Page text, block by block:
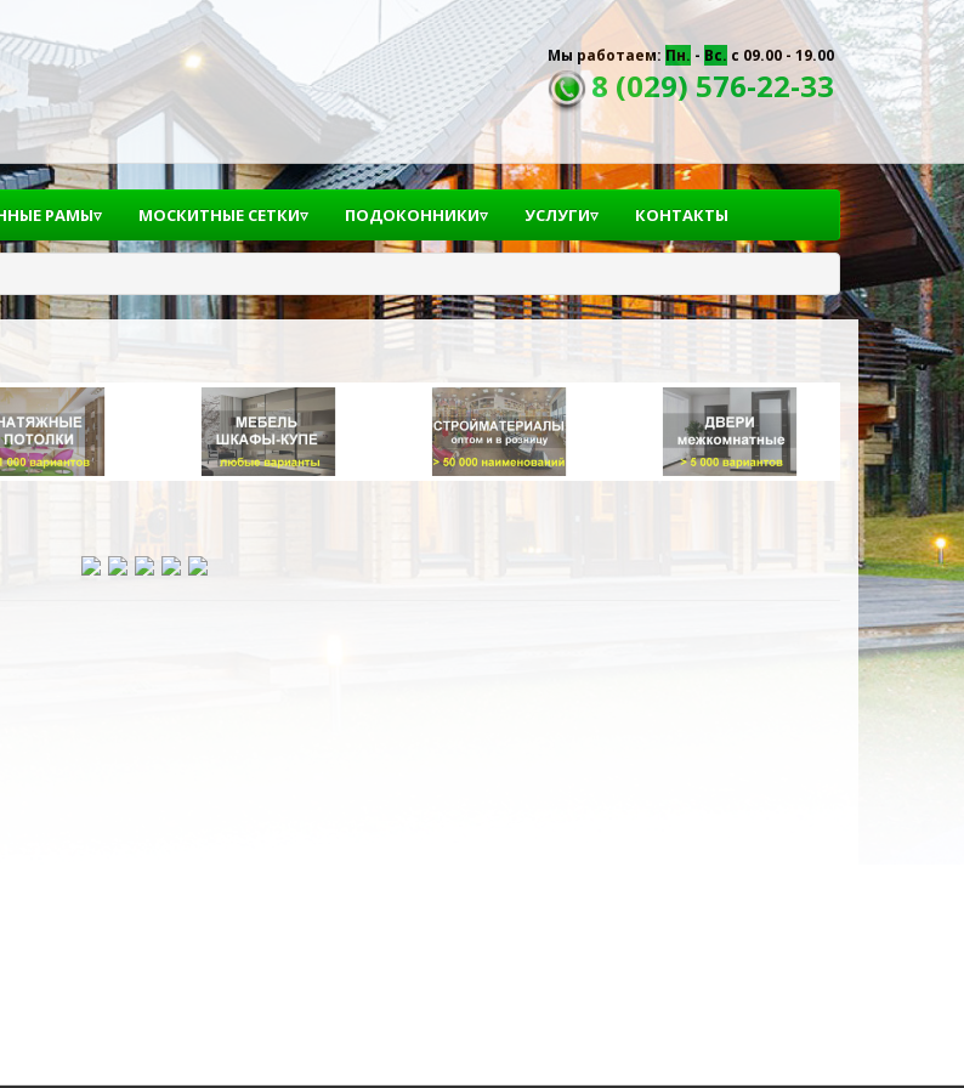
Мы работаем: Пн. - Вс. с 09.00 - 19.00
8 (029) 576-22-33
РАМЫ▿ МОСКИТНЫЕ СЕТКИ▿ ПОДОКОННИКИ▿ УСЛУГИ▿ КОНТАКТЫ